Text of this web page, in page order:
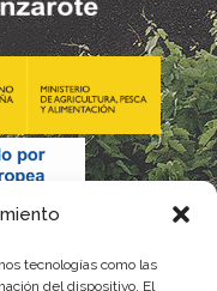
tecnologías como las
del dispositivo. El